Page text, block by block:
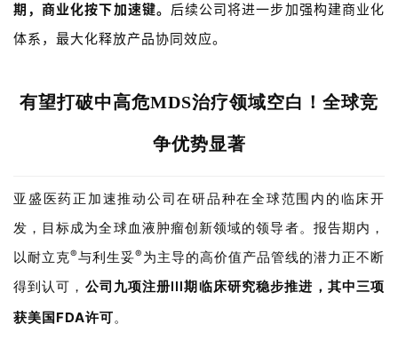
首
页
讯
视
专
区
期，商业化按下加速键。 后续公司将进一步加强构建商业化
体系，最大化释放产品协同效应。
有望打破中高危MDS治疗领域空白！ 全球竞
争优势显著
亚盛医药正加速推动公司在研品种在全球范围内的临床开
发 ，目标成为全球血液肿瘤创新领域的领导者。报告期内，
以耐立克®与利生妥® 为主导的高价值产品管线的潜力正不断
得到认可， 公司九项注册III期临床研究稳步推进，其中三项
获美国 FDA许可。